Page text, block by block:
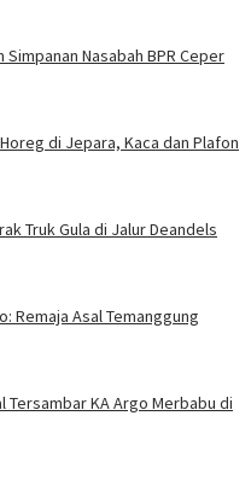
Nasabah BPR Ceper
di Jepara, Kaca dan Plafon
Truk Gula di Jalur Deandels
Remaja Asal Temanggung
Tersambar KA Argo Merbabu di